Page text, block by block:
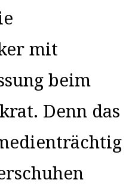
mit
beim
Denn das